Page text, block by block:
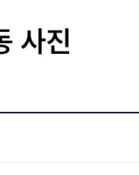
사진